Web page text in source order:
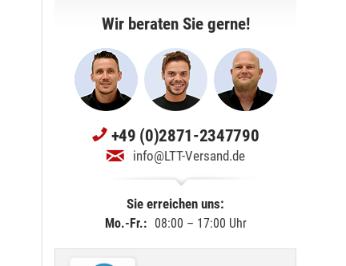
Wir beraten Sie gerne!
+49 (0)2871-2347790
info@LTT-Versand.de
Sie erreichen uns:
Mo.-Fr.: 08:00 – 17:00 Uhr